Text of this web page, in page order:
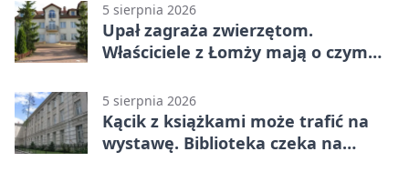
5 sierpnia 2026
Upał zagraża zwierzętom.
Właściciele z Łomży mają o czym
5 sierpnia 2026
Kącik z książkami może trafić na
wystawę. Biblioteka czeka na